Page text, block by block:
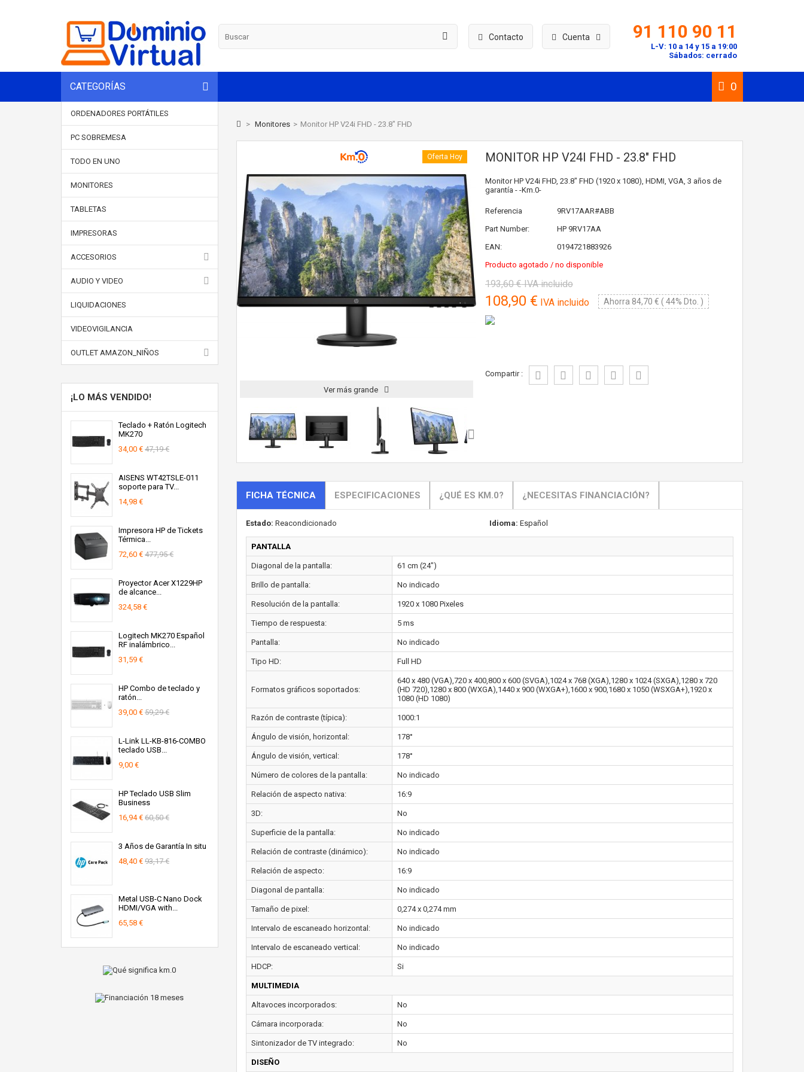
Cuenta
Contacto 91 110 90 11
L-V: 10 a 14 y 15 a 19:00
Sábados: cerrado
CATEGORÍAS 0
ORDENADORES PORTÁTILES
PC SOBREMESA
TODO EN UNO
MONITORES
TABLETAS
IMPRESORAS
ACCESORIOS
AUDIO Y VIDEO
LIQUIDACIONES
VIDEOVIGILANCIA
OUTLET AMAZON_NIÑOS
¡LO MÁS VENDIDO!
Teclado + Ratón Logitech
MK270
34,00 € 47,19 €
AISENS WT42TSLE-011
soporte para TV...
14,98 €
Impresora HP de Tickets
Térmica...
72,60 € 477,95 €
Proyector Acer X1229HP
de alcance...
324,58 €
Logitech MK270 Español
RF inalámbrico...
31,59 €
HP Combo de teclado y
ratón...
39,00 € 59,29 €
L-Link LL-KB-816-COMBO
teclado USB...
9,00 €
HP Teclado USB Slim
Business
16,94 € 60,50 €
3 Años de Garantía In situ
48,40 € 93,17 €
Metal USB-C Nano Dock
HDMI/VGA with...
65,58 €
> Monitores > Monitor HP V24i FHD - 23.8" FHD
Oferta Hoy
Ver más grande
MONITOR HP V24I FHD - 23.8" FHD
Monitor HP V24i FHD, 23.8" FHD (1920 x 1080), HDMI, VGA, 3 años de
garantía - -Km.0-
Referencia
9RV17AAR#ABB
Part Number:
HP 9RV17AA
EAN:
0194721883926
Producto agotado / no disponible
193,60 €IVA incluido
108,90 € IVA incluido Ahorra 84,70 € ( 44% Dto. )
Compartir :
FICHA TÉCNICA ESPECIFICACIONES ¿QUÉ ES KM.0? ¿NECESITAS FINANCIACIÓN?
Estado: Reacondicionado Idioma: Español
PANTALLA
Diagonal de la pantalla: 61 cm (24")
Brillo de pantalla: No indicado
Resolución de la pantalla: 1920 x 1080 Pixeles
Tiempo de respuesta: 5 ms
Pantalla: No indicado
Tipo HD: Full HD
Formatos gráficos soportados:
640 x 480 (VGA),720 x 400,800 x 600 (SVGA),1024 x 768 (XGA),1280 x 1024 (SXGA),1280 x 720
(HD 720),1280 x 800 (WXGA),1440 x 900 (WXGA+),1600 x 900,1680 x 1050 (WSXGA+),1920 x
1080 (HD 1080)
Razón de contraste (típica): 1000:1
Ángulo de visión, horizontal: 178°
Ángulo de visión, vertical: 178°
Número de colores de la pantalla: No indicado
Relación de aspecto nativa: 16:9
3D: No
Superficie de la pantalla: No indicado
Relación de contraste (dinámico): No indicado
Relación de aspecto: 16:9
Diagonal de pantalla: No indicado
Tamaño de pixel: 0,274 x 0,274 mm
Intervalo de escaneado horizontal: No indicado
Intervalo de escaneado vertical: No indicado
HDCP: Si
MULTIMEDIA
Altavoces incorporados: No
Cámara incorporada: No
Sintonizador de TV integrado: No
DISEÑO